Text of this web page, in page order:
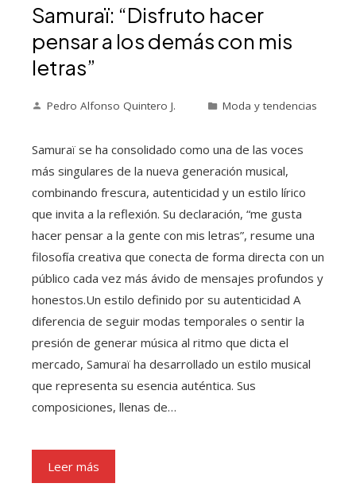
Samuraï: “Disfruto hacer
pensar a los demás con mis
letras”
Pedro Alfonso Quintero J. Moda y tendencias
Samuraï se ha consolidado como una de las voces
más singulares de la nueva generación musical,
combinando frescura, autenticidad y un estilo lírico
que invita a la reflexión. Su declaración, “me gusta
hacer pensar a la gente con mis letras”, resume una
filosofía creativa que conecta de forma directa con un
público cada vez más ávido de mensajes profundos y
honestos.Un estilo definido por su autenticidad A
diferencia de seguir modas temporales o sentir la
presión de generar música al ritmo que dicta el
mercado, Samuraï ha desarrollado un estilo musical
que representa su esencia auténtica. Sus
composiciones, llenas de…
Leer más